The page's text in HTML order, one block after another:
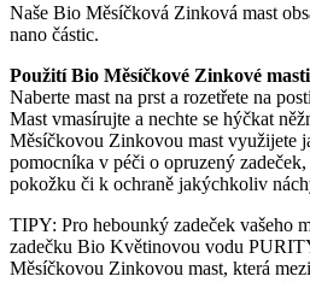
Naše Bio Měsíčková Zinková mast
nano částic.
Použití Bio Měsíčkové Zinkové masti
Naberte mast na prst a rozetřete na
Mast vmasírujte a nechte se hýčkat
Měsíčkovou Zinkovou mast využijete
pomocníka v péči o opruzený
pokožku či k ochraně jakýchkoliv
TIPY: Pro hebounký zadeček vašeho
zadečku Bio Květinovou vodu
Měsíčkovou Zinkovou mast, která